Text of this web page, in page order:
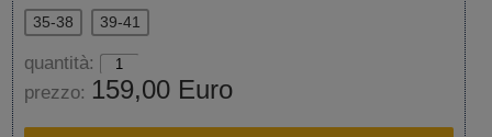
35-38 39-41
quantità:
prezzo: 159,00 Euro